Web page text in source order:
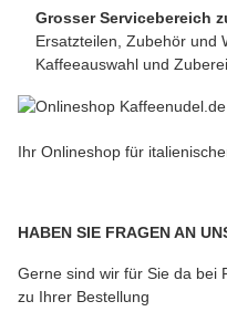
Grosser Servicebereich
Ersatzteilen, Zubehör und
Kaffeeauswahl und
Ihr Onlineshop für
HABEN SIE FRAGEN AN
Gerne sind wir für Sie da bei
zu Ihrer Bestellung